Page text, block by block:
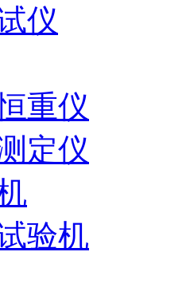
仪
重仪
定仪
验机